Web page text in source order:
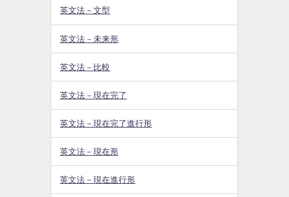
英文法－文型
英文法－未来形
英文法－比較
英文法－現在完了
英文法－現在完了進行形
英文法－現在形
英文法－現在進行形